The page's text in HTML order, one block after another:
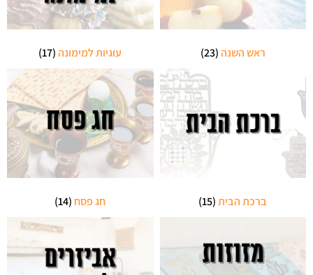
ראש השנה(23) עוגיות למימונה(17)
ברכת הבית(15) חג פסח (14)